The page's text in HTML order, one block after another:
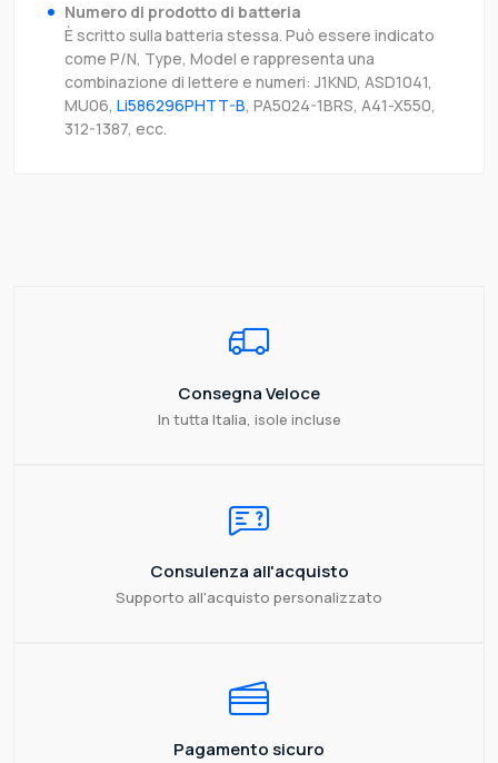
Numero di prodotto di batteria
È scritto sulla batteria stessa. Può essere indicato
come P/N, Type, Model e rappresenta una
combinazione di lettere e numeri: J1KND, ASD1041,
MU06, Li586296PHTT-B, PA5024-1BRS, A41-X550,
312-1387, ecc.
Consegna Veloce
In tutta Italia, isole incluse
Consulenza all'acquisto
Supporto all'acquisto personalizzato
Pagamento sicuro